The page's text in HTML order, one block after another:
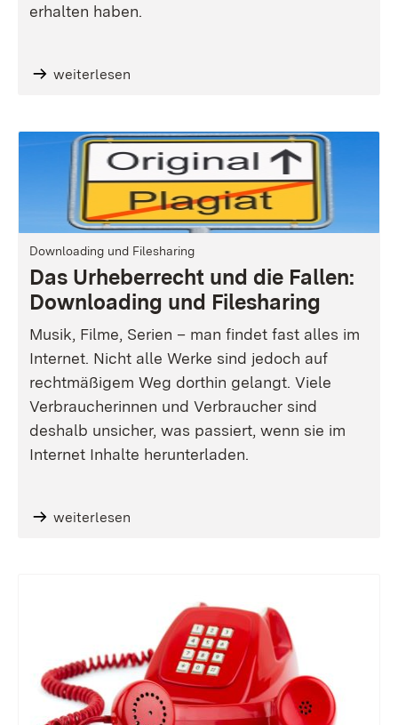
erhalten haben.
weiterlesen
Downloading und Filesharing
Das Urheberrecht und die Fallen:
Downloading und Filesharing
Musik, Filme, Serien – man findet fast alles im
Internet. Nicht alle Werke sind jedoch auf
rechtmäßigem Weg dorthin gelangt. Viele
Verbraucherinnen und Verbraucher sind
deshalb unsicher, was passiert, wenn sie im
Internet Inhalte herunterladen.
weiterlesen